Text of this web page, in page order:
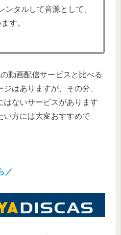
ンタルして音源として、
す。
動画配信サービスと比べる
はありますが、その分、
はないサービスがあります
い方には大変おすすめで
／